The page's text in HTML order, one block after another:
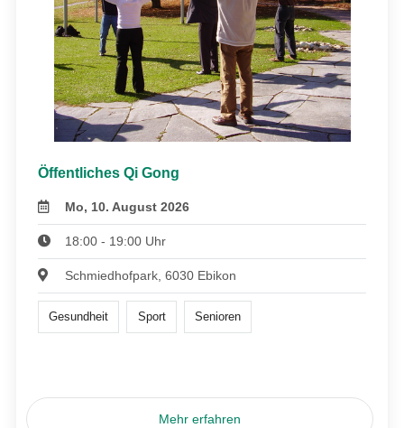
Öffentliches Qi Gong
Mo, 10. August 2026
18:00 - 19:00 Uhr
Schmiedhofpark, 6030 Ebikon
Gesundheit Sport Senioren
Mehr erfahren